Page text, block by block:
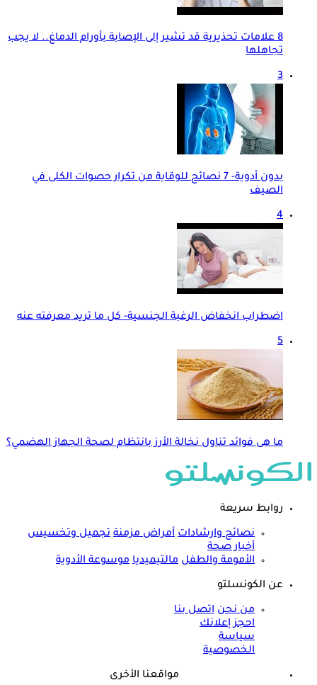
8 علامات تحذيرية قد تشير إلى الإصابة بأورام الدماغ.. لا يجب
تجاهلها
3
بدون أدوية- 7 نصائح للوقاية من تكرار حصوات الكلى في
الصيف
4
اضطراب انخفاض الرغبة الجنسية- كل ما تريد معرفته عنه
5
ما هى فوائد تناول نخالة الأرز بانتظام لصحة الجهاز الهضمي؟
روابط سريعة
نصائح وارشادات أمراض مزمنة تجميل وتخسيس
أخبار صحة
الأمومة والطفل مالتيميديا موسوعة الأدوية
عن الكونسلتو
من نحن اتصل بنا
احجز إعلانك
سياسة
الخصوصية
مواقعنا الأخرى